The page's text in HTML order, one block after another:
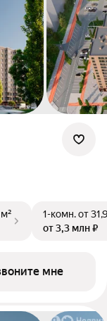
1-комн.от
от 3,3 млн ₽
мне